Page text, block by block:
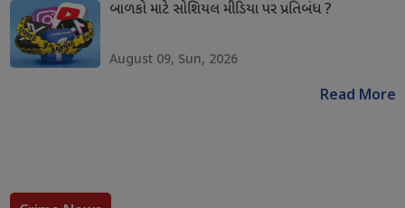
બાળકો માટે સોશિયલ મીડિયા પર પ્રતિબંધ ?
August 09, Sun, 2026
Read More